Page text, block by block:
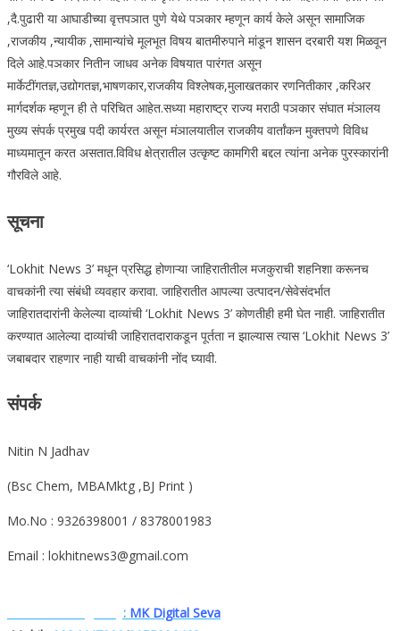
,दै.पुढारी या आघाडीच्या वृत्तपञात पुणे येथे पञकार म्हणून कार्य केले असून सामाजिक
,राजकीय ,न्यायीक ,सामान्यांचे मूलभूत विषय बातमीरुपाने मांडून शासन दरबारी यश मिळवून
दिले आहे.पञकार नितीन जाधव अनेक विषयात पारंगत असून
मार्केटींगतज्ञ,उद्योगतज्ञ,भाषणकार,राजकीय विश्लेषक,मुलाखतकार रणनितीकार ,करिअर
मार्गदर्शक म्हणून ही ते परिचित आहेत.सध्या महाराष्ट्र राज्य मराठी पञकार संघात मंञालय
मुख्य संपर्क प्रमुख पदी कार्यरत असून मंञालयातील राजकीय वार्तांकन मुक्तपणे विविध
माध्यमातून करत असतात.विविध क्षेत्रातील उत्कृष्ट कामगिरी बद्दल त्यांना अनेक पुरस्कारांनी
गौरविले आहे.
सूचना
‘Lokhit News 3’ मधून प्रसिद्ध होणाऱ्या जाहिरातीतील मजकुराची शहनिशा करूनच
वाचकांनी त्या संबंधी व्यवहार करावा. जाहिरातीत आपल्या उत्पादन/सेवेसंदर्भात
जाहिरातदारांनी केलेल्या दाव्यांची ‘Lokhit News 3’ कोणतीही हमी घेत नाही. जाहिरातीत
करण्यात आलेल्या दाव्यांची जाहिरातदाराकडून पूर्तता न झाल्यास त्यास ‘Lokhit News 3’
जबाबदार राहणार नाही याची वाचकांनी नोंद घ्यावी.
संपर्क
Nitin N Jadhav
(Bsc Chem, MBAMktg ,BJ Print )
Mo.No : 9326398001 / 8378001983
Email : lokhitnews3@gmail.com
: MK Digital Seva